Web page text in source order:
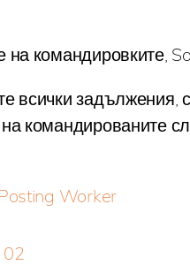
командировките,
задължения,
командированите
Worker
02